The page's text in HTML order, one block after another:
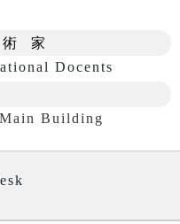
家
Docents
Building